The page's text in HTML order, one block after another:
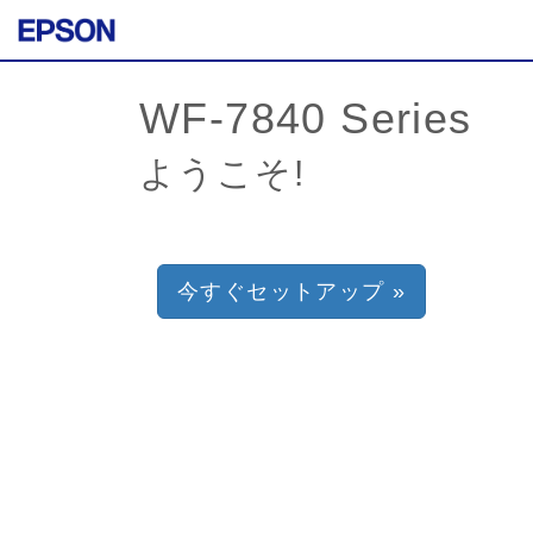
ようこそ!
今すぐセットアップ »